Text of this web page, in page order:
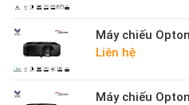
Máy chiếu
Liên hệ
Máy chiếu